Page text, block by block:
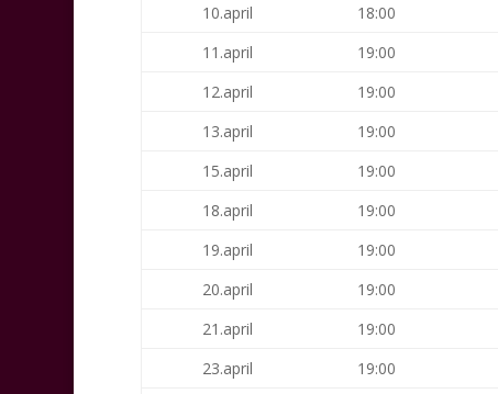
10.april
18:00
11.april
19:00
12.april
19:00
13.april
19:00
15.april
19:00
18.april
19:00
19.april
19:00
20.april
19:00
21.april
19:00
23.april
19:00